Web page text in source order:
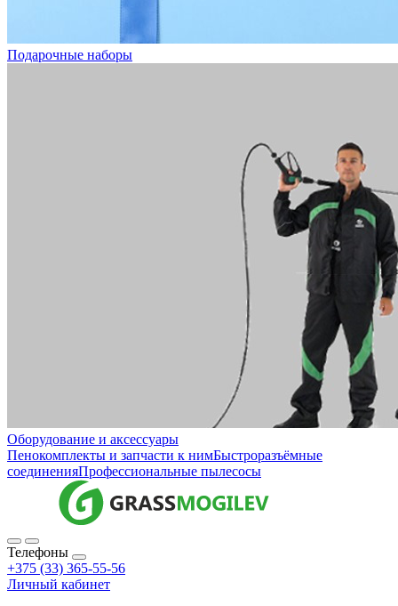
Подарочные наборы
Оборудование и аксессуары
Пенокомплекты и запчасти к нимБыстроразъёмные
соединенияПрофессиональные пылесосы
Телефоны
+375 (33) 365-55-56
Личный кабинет